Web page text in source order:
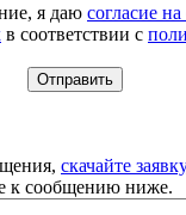
я даю согласие
в соответствии с
скачайте
к сообщению ниже.